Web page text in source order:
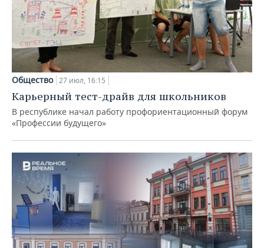
Общество 27 июл, 16:15
Карьерный тест-драйв для школьников
В республике начал работу профориентационный форум
«Профессии будущего»